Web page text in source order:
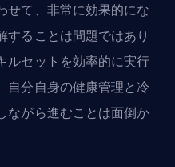
せて、非常に効果的にな
することは問題ではあり
ルセットを効率的に実行
自分自身の健康管理と冷
ながら進むことは面倒か